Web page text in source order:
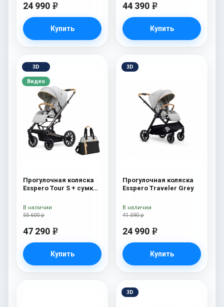
24 990 e
Купить
44 390 e
Купить
3D
Видео
Прогулочная коляска
Esspero Tour S + сумка
55 600 р
47 290 e
Купить
В наличии
3D
Прогулочная коляска
Esspero Traveler Grey
41 590 р
24 990 e
Купить
В наличии
3D